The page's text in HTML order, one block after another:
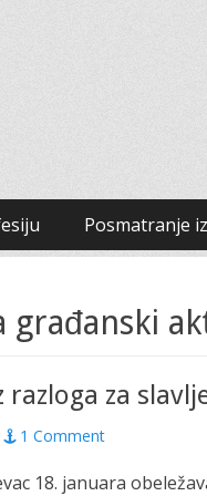
Posmatranje
građanski
razloga za
1 Comment
18. januara